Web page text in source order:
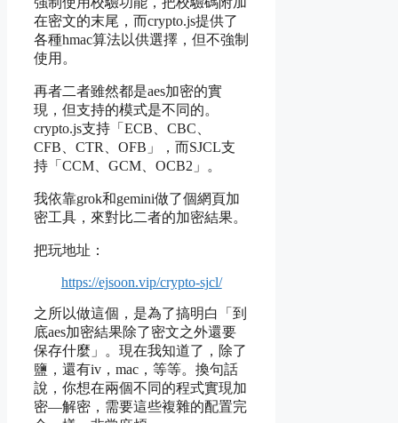
在密文的末尾，而crypto.js提供了
各種hmac算法以供選擇，但不強制
使用。
再者二者雖然都是aes加密的實
現，但支持的模式是不同的。
crypto.js支持「ECB、CBC、
CFB、CTR、OFB」，而SJCL支
持「CCM、GCM、OCB2」。
我依靠grok和gemini做了個網頁加
密工具，來對比二者的加密結果。
把玩地址 ：
https://ejsoon.vip/crypto-sjcl/
之所以做這個，是為了搞明白「到
底aes加密結果除了密文之外還要
保存什麼」。現在我知道了，除了
鹽，還有iv，mac，等等。換句話
說，你想在兩個不同的程式實現加
密—解密，需要這些複雜的配置完